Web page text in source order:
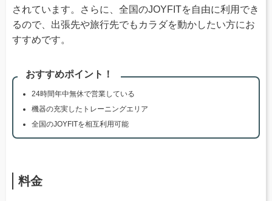
されています。さらに、全国のJOYFITを自由に利用でき
るので、出張先や旅行先でもカラダを動かしたい方にお
すすめです。
おすすめポイント！
24時間年中無休で営業している
機器の充実したトレーニングエリア
全国のJOYFITを相互利用可能
料金